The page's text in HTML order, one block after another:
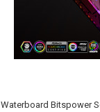
Waterboard Bitspower